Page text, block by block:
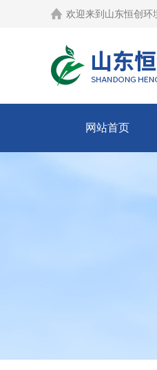
欢迎来到 山东恒创环
网站首页